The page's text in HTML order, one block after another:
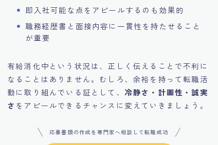
即入社可能な点をアピールするのも効果的
職務経歴書と面接内容に一貫性を持たせること
が重要
有給消化中という状況は、正しく伝えることで不利に
なることはありません。むしろ、余裕を持って転職活
動に取り組んでいる証として、 冷静さ・計画性・誠実
さ をアピールできるチャンスに変えていきましょう。
応募書類の作成を専門家へ相談して転職成功